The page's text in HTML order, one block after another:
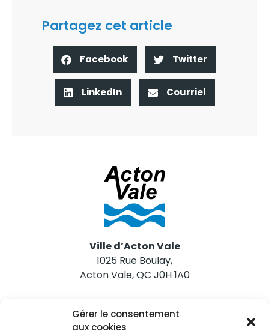
Gérer le consentement
aux cookies
Partagez cet article
Facebook Twitter
LinkedIn Courriel
Ville d’Acton Vale
1025 Rue Boulay,
Acton Vale, QC J0H 1A0
Nous joindre
Tél. 450 546-2703